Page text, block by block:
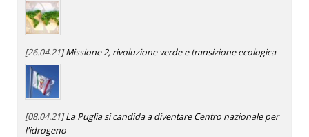
[26.04.21]Missione 2, rivoluzione verde e transizione ecologica
[08.04.21]La Puglia si candida a diventare Centro nazionale per
l'idrogeno